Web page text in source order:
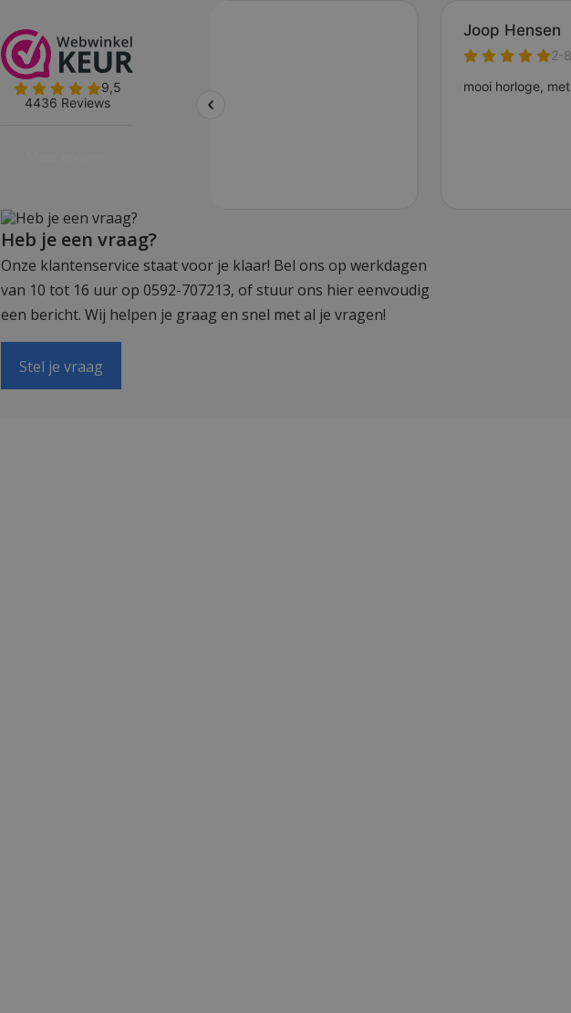
Heb je een vraag?
Onze klantenservice staat voor je klaar! Bel ons op werkdagen
van 10 tot 16 uur op 0592-707213, of stuur ons hier eenvoudig
een bericht. Wij helpen je graag en snel met al je vragen!
Stel je vraag